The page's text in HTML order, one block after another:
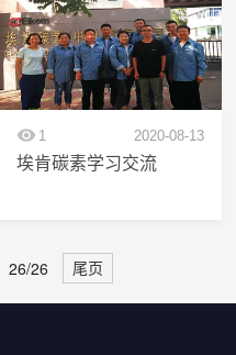
1 2020-08-13
埃肯碳素学习交流
26/26 尾页